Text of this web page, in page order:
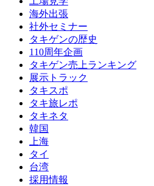
海外出張
社外セミナー
タキゲンの歴史
110周年企画
タキゲン売上ランキング
展示トラック
タキスポ
タキ旅レポ
タキネタ
韓国
上海
タイ
台湾
採用情報